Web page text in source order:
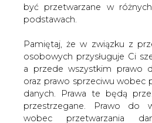
być przetwarzane w
podstawach.
Pamiętaj, że w związku z
osobowych przysługuje Ci
a przede wszystkim prawo
oraz prawo sprzeciwu wobec
danych. Prawa te będą
przestrzegane. Prawo do
wobec przetwarzania
Ekspert: część